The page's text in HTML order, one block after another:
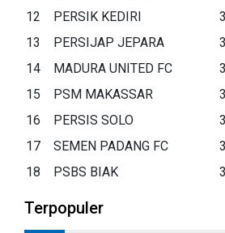
12
PERSIK KEDIRI
13
PERSIJAP JEPARA
14
MADURA UNITED FC
15
PSM MAKASSAR
16
PERSIS SOLO
17
SEMEN PADANG FC
18
PSBS BIAK
Terpopuler